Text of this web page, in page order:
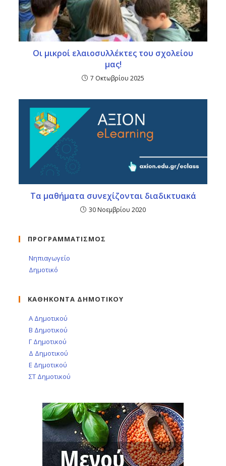
Οι μικροί ελαιοσυλλέκτες του σχολείου
μας!
7 Οκτωβρίου 2025
Τα μαθήματα συνεχίζονται διαδικτυακά
30 Νοεμβρίου 2020
ΠΡΟΓΡΑΜΜΑΤΙΣΜΟΣ
Νηπιαγωγείο
Δημοτικό
ΚΑΘΗΚΟΝΤΑ ΔΗΜΟΤΙΚΟΥ
Α Δημοτικού
Β Δημοτικού
Γ Δημοτικού
Δ Δημοτικού
Ε Δημοτικού
ΣΤ Δημοτικού